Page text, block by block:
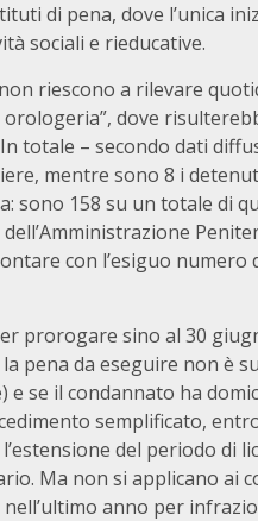
di pena, dove l’unica
sociali e rieducative.
riescono a rilevare
dove
totale – secondo dati
mentre sono 8 i
158 su un totale di
con l’esiguo
prorogare sino al 30
pena da eseguire non è
se il condannato ha
semplificato,
del periodo di
Ma non si applicano ai
anno per